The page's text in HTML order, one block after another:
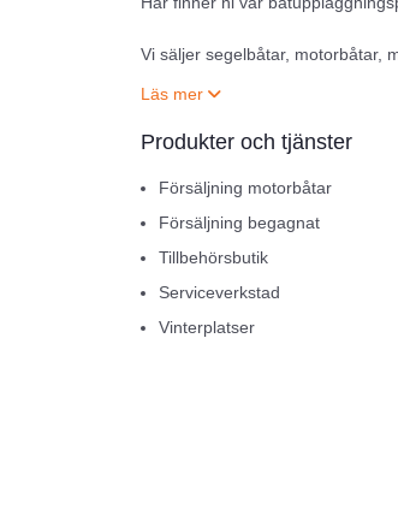
Vi säljer segelbåtar, motorbåtar,
I vår verkstad utför vi service
Ni kan också förvara er båt
er för båt och motor.
Vi åtar oss även
Produkter och tjänster
Försäljning motorbåtar
Försäljning begagnat
Tillbehörsbutik
Serviceverkstad
Vinterplatser